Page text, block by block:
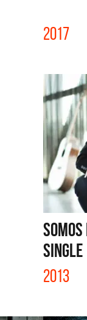
2017
SINGLE
2013